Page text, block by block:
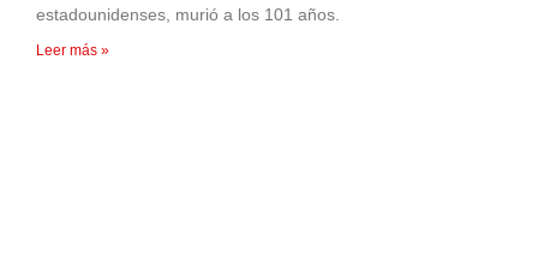
estadounidenses, murió a los 101 años.
Leer más »